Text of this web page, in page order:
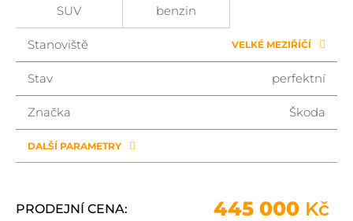
SUV benzin
Stanoviště VELKÉ MEZIŘÍČÍ
Stav perfektní
Značka Škoda
DALŠÍ PARAMETRY
PRODEJNÍ CENA: 445 000 Kč